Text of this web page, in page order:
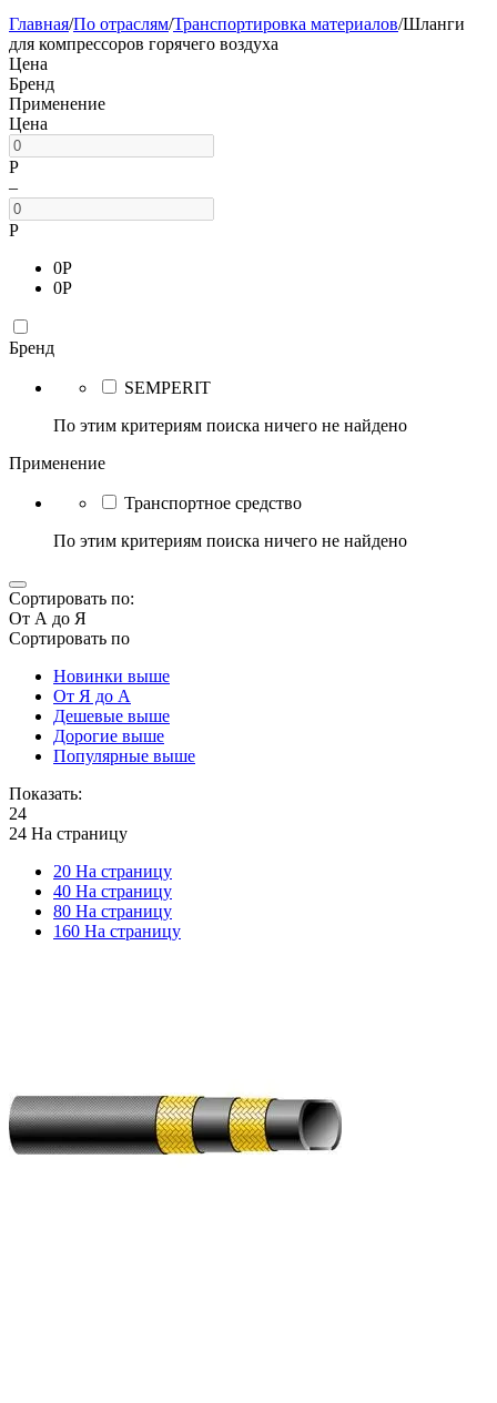
Главная/По отраслям/Транспортировка материалов/Шланги
для компрессоров горячего воздуха
Цена
Бренд
Применение
Цена
Р
–
Р
0Р
0Р
Бренд
SEMPERIT
По этим критериям поиска ничего не найдено
Применение
Транспортное средство
По этим критериям поиска ничего не найдено
Сортировать по:
От А до Я
Сортировать по
Новинки выше
От Я до А
Дешевые выше
Дорогие выше
Популярные выше
Показать:
24
24 На страницу
20 На страницу
40 На страницу
80 На страницу
160 На страницу